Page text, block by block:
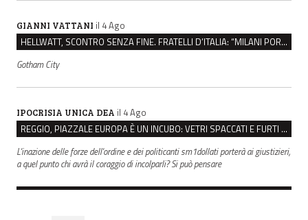
GIANNI VATTANI il 4 Ago
HELLWATT, SCONTRO SENZA FINE. FRATELLI D’ITALIA: “MILANI PORTA DOCUMENTI, DE FRANCO INSULTI”
Gotham City
IPOCRISIA UNICA DEA il 4 Ago
REGGIO, PIAZZALE EUROPA È UN INCUBO: VETRI SPACCATI E FURTI SULLE AUTO IN SOSTA
L'inazione delle forze dell'ordine e dei politicanti sm1dollati porterà ai giustizieri,
a quel punto chi avrà il coraggio di incolparli? Si può pensare